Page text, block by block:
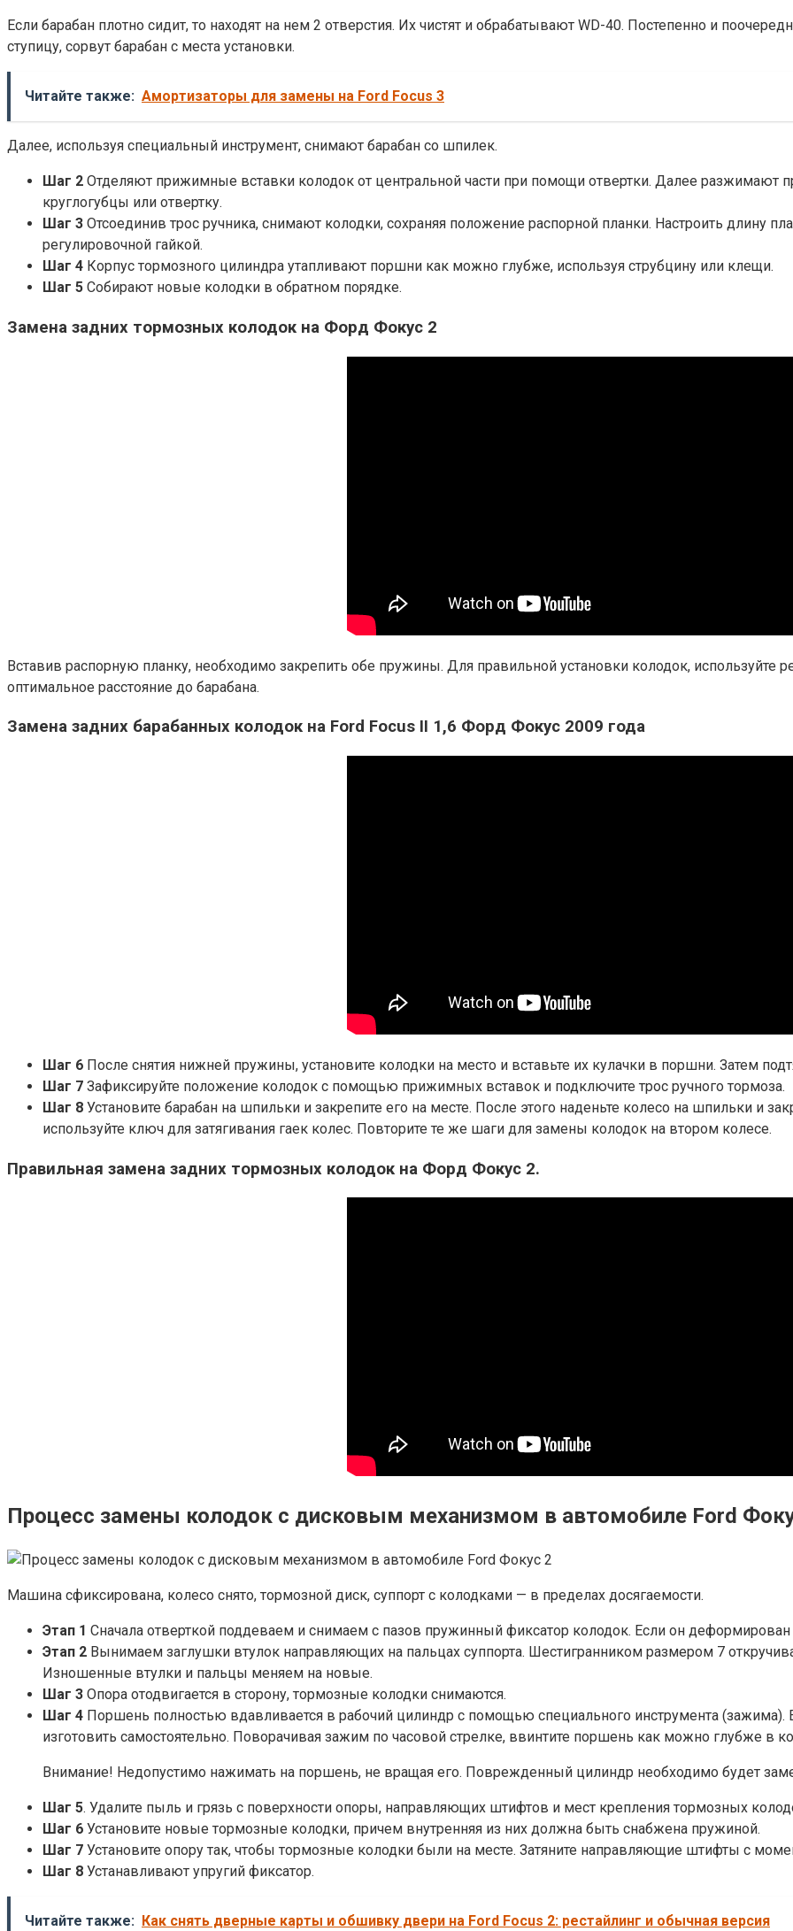
Если барабан плотно сидит, то находят на нем 2 отверстия. Их чистят и обрабатывают WD-40. Постепенно и
ступицу, сорвут барабан с места установки.
Читайте также: Амортизаторы для замены на Ford Focus 3
Далее, используя специальный инструмент, снимают барабан со шпилек.
Шаг 2 Отделяют прижимные вставки колодок от центральной части при помощи отвертки. Далее разжимают
круглогубцы или отвертку.
Шаг 3 Отсоединив трос ручника, снимают колодки, сохраняя положение распорной планки. Настроить длину
регулировочной гайкой.
Шаг 4 Корпус тормозного цилиндра утапливают поршни как можно глубже, используя струбцину или клещи.
Шаг 5 Собирают новые колодки в обратном порядке.
Замена задних тормозных колодок на Форд Фокус 2
Вставив распорную планку, необходимо закрепить обе пружины. Для правильной установки колодок, используйте
оптимальное расстояние до барабана.
Замена задних барабанных колодок на Ford Focus II 1,6 Форд Фокус 2009 года
Шаг 6 После снятия нижней пружины, установите колодки на место и вставьте их кулачки в поршни. Затем
Шаг 7 Зафиксируйте положение колодок с помощью прижимных вставок и подключите трос ручного тормоза.
Шаг 8 Установите барабан на шпильки и закрепите его на месте. После этого наденьте колесо на шпильки и
используйте ключ для затягивания гаек колес. Повторите те же шаги для замены колодок на втором колесе.
Правильная замена задних тормозных колодок на Форд Фокус 2.
Процесс замены колодок с дисковым механизмом в автомобиле Ford
Машина сфиксирована, колесо снято, тормозной диск, суппорт с колодками — в пределах досягаемости.
Этап 1 Сначала отверткой поддеваем и снимаем с пазов пружинный фиксатор колодок. Если он
Этап 2 Вынимаем заглушки втулок направляющих на пальцах суппорта. Шестигранником размером 7
Изношенные втулки и пальцы меняем на новые.
Шаг 3 Опора отодвигается в сторону, тормозные колодки снимаются.
Шаг 4 Поршень полностью вдавливается в рабочий цилиндр с помощью специального инструмента (зажима).
изготовить самостоятельно. Поворачивая зажим по часовой стрелке, ввинтите поршень как можно глубже в
Внимание! Недопустимо нажимать на поршень, не вращая его. Поврежденный цилиндр необходимо будет
Шаг 5. Удалите пыль и грязь с поверхности опоры, направляющих штифтов и мест крепления тормозных
Шаг 6 Установите новые тормозные колодки, причем внутренняя из них должна быть снабжена пружиной.
Шаг 7 Установите опору так, чтобы тормозные колодки были на месте. Затяните направляющие штифты с
Шаг 8 Устанавливают упругий фиксатор.
Читайте также: Как снять дверные карты и обшивку двери на Ford Focus 2: рестайлинг и обычная версия